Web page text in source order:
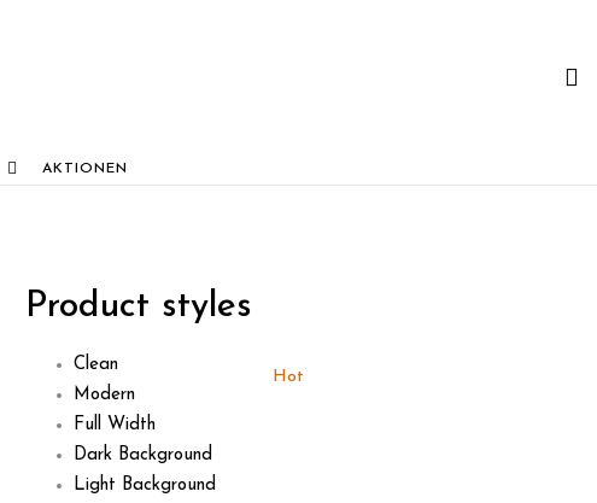
AKTIONEN
Product styles
Clean
Hot
Modern
Full Width
Hot
Dark Background
Light Background